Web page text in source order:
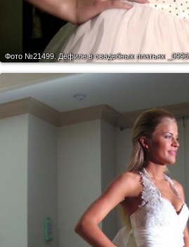
Фото №21499. Дефиле в свадебных платьях _0996